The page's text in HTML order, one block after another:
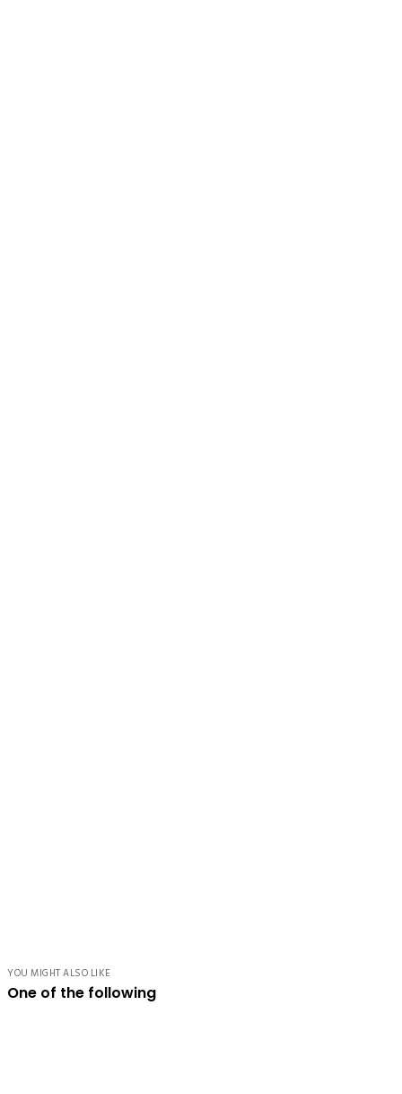
YOU MIGHT ALSO LIKE
One of the following